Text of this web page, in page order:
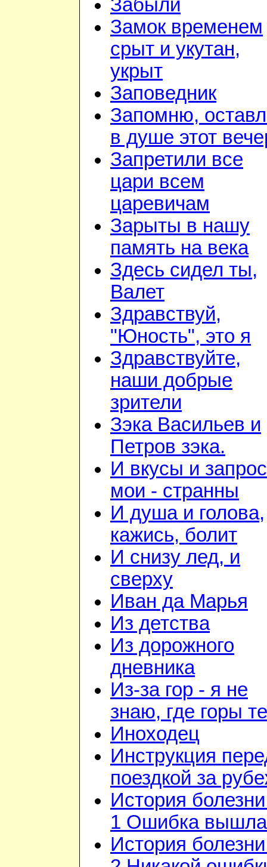
Забыли
Замок временем
срыт и укутан,
укрыт
Заповедник
Запомню,
в душе этот
Запретили все
цари всем
царевичам
Зарыты в нашу
память на века
Здесь сидел ты,
Валет
Здравствуй,
"Юность", это я
Здравствуйте,
наши добрые
зрители
Зэка Васильев и
Петров зэка.
И вкусы и
мои - странны
И душа и голова,
кажись, болит
И снизу лед, и
сверху
Иван да Марья
Из детства
Из дорожного
дневника
Из-за гор - я не
знаю, где горы те
Иноходец
Инструкция
поездкой за
История
1 Ошибка вышла
История